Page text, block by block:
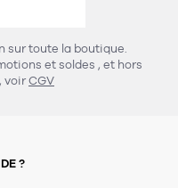
sur toute la boutique.
et soldes , et hors
voirCGV
?